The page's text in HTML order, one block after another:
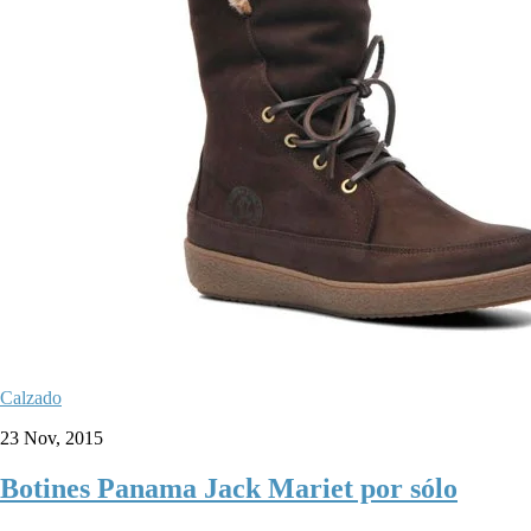
Calzado
23 Nov, 2015
Botines Panama Jack Mariet por sólo